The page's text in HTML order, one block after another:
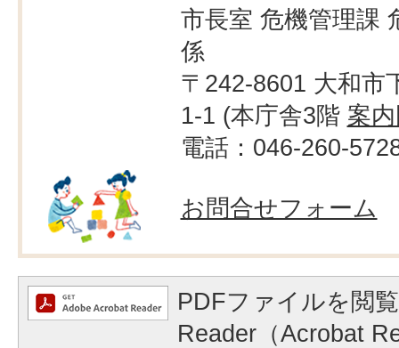
市長室 危機管理課
係
〒242-8601 大和市
1-1 (本庁舎3階 案
電話：046-260-
お問合せフォーム
PDFファイルを閲
Reader（Acrobat